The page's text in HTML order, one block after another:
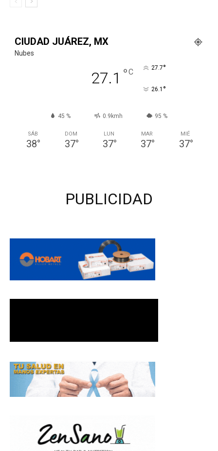
CIUDAD JUÁREZ, MX
Nubes
27.1 °C 27.7°
26.1 °
45 % 0.9kmh 95 %
SÁB
38°
DOM
37°
LUN
37°
MAR
37°
MIÉ
37°
PUBLICIDAD